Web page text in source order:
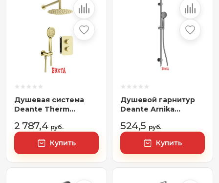
Душевая система
Deante Therm
2 787,4 руб.
Купить
Душевой гарнитур
Deante Arnika
524,5 руб.
Купить